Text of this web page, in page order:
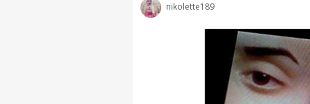
nikolette189